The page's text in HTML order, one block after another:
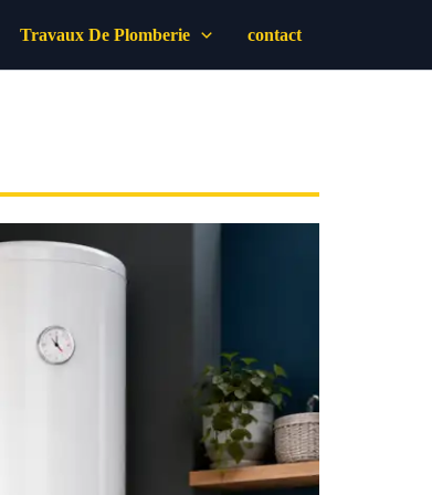
Travaux De Plomberie contact